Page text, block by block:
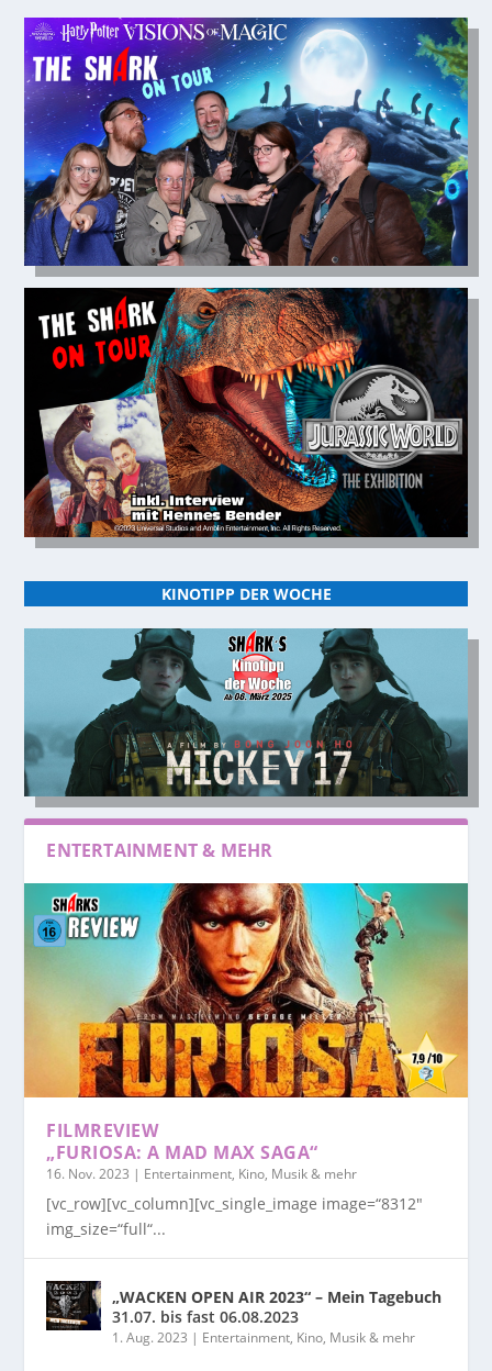
KINOTIPP DER WOCHE
ENTERTAINMENT & MEHR
FILMREVIEW
„FURIOSA: A MAD MAX SAGA“
16. Nov. 2023 | Entertainment, Kino, Musik & mehr
[vc_row][vc_column][vc_single_image image=“8312″
img_size=“full“...
„WACKEN OPEN AIR 2023“ – Mein Tagebuch
31.07. bis fast 06.08.2023
1. Aug. 2023 | Entertainment, Kino, Musik & mehr